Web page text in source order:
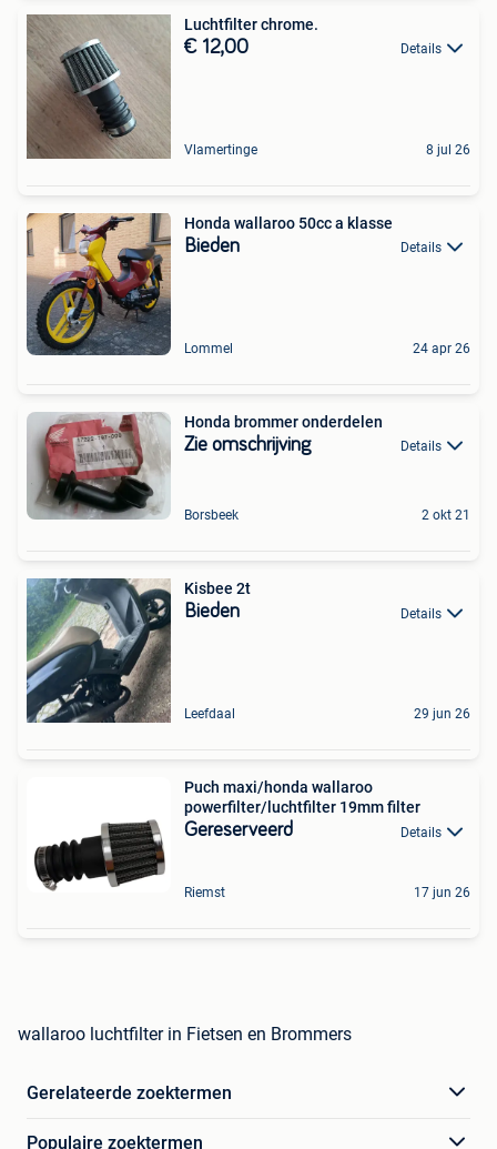
Luchtfilter chrome.
€ 12,00 Details
Vlamertinge 8 jul 26
Honda wallaroo 50cc a klasse
Bieden Details
Lommel 24 apr 26
Honda brommer onderdelen
Zie omschrijving Details
Borsbeek 2 okt 21
Kisbee 2t
Bieden Details
Leefdaal 29 jun 26
Puch maxi/honda wallaroo
powerfilter/luchtfilter 19mm filter
Gereserveerd Details
Riemst 17 jun 26
wallaroo luchtfilter in Fietsen en Brommers
Gerelateerde zoektermen
Populaire zoektermen